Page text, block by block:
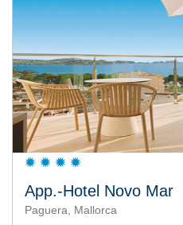
App.-Hotel Novo Mar
Paguera, Mallorca